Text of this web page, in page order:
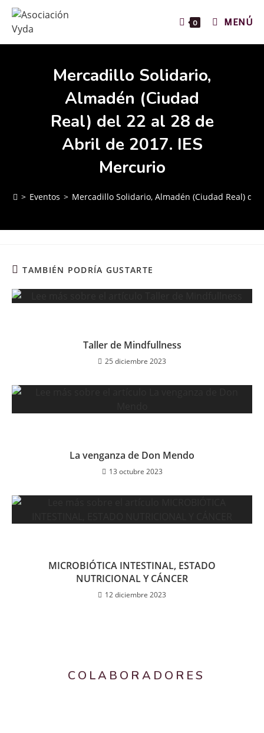
0 MENÚ
Mercadillo Solidario,
Almadén (Ciudad
Real) del 22 al 28 de
Abril de 2017. IES
Mercurio
> Eventos > Mercadillo Solidario, Almadén (Ciudad Real)
TAMBIÉN PODRÍA GUSTARTE
Taller de Mindfullness
25 diciembre 2023
La venganza de Don Mendo
13 octubre 2023
MICROBIÓTICA INTESTINAL, ESTADO
NUTRICIONAL Y CÁNCER
12 diciembre 2023
COLABORADORES